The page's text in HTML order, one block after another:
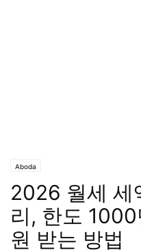
Aboda
2026 월세 세
리, 한도
원 받는 방법